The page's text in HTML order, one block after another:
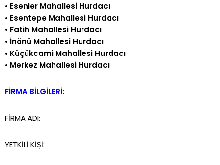
• Esenler Mahallesi Hurdacı
• Esentepe Mahallesi Hurdacı
• Fatih Mahallesi Hurdacı
• İnönü Mahallesi Hurdacı
• Küçükcami Mahallesi Hurdacı
• Merkez Mahallesi Hurdacı
FİRMA BİLGİLERİ:
FİRMA ADI:
YETKİLİ KİŞİ: